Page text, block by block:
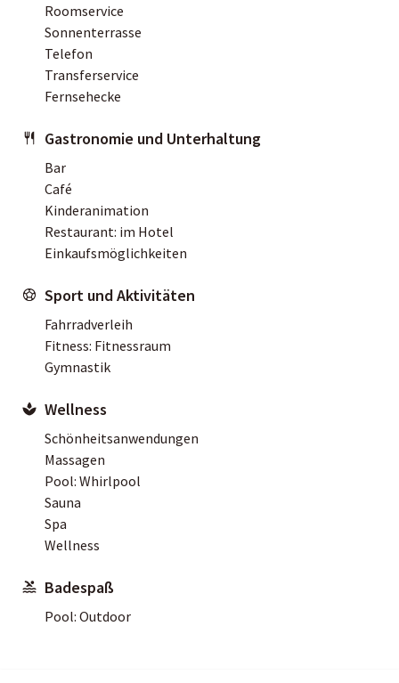
Roomservice
Sonnenterrasse
Telefon
Transferservice
Fernsehecke
Gastronomie und Unterhaltung
Bar
Café
Kinderanimation
Restaurant: im Hotel
Einkaufsmöglichkeiten
Sport und Aktivitäten
Fahrradverleih
Fitness: Fitnessraum
Gymnastik
Wellness
Schönheitsanwendungen
Massagen
Pool: Whirlpool
Sauna
Spa
Wellness
Badespaß
Pool: Outdoor